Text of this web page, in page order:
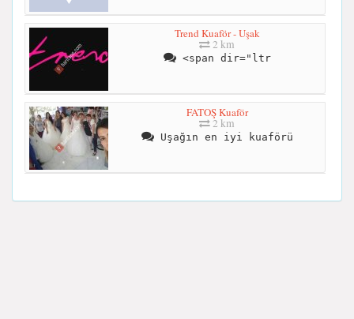
Trend Kuaför - Uşak
2 km
<span dir="ltr
FATOŞ Kuaför
2 km
Uşağın en iyi kuaförü